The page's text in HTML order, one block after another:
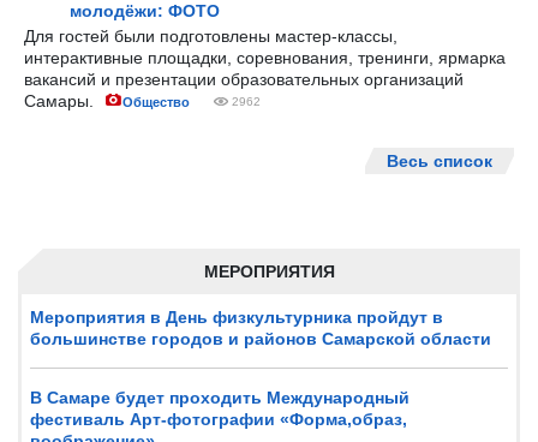
МЕРОПРИЯТИЯ
Мероприятия в День физкультурника пройдут в
большинстве городов и районов Самарской области
В Самаре будет проходить Международный
фестиваль Арт-фотографии «Форма,образ,
молодёжи: ФОТО
Для гостей были подготовлены мастер-классы,
интерактивные площадки, соревнования, тренинги, ярмарка
вакансий и презентации образовательных организаций
Самары.
Общество 2962
Весь список